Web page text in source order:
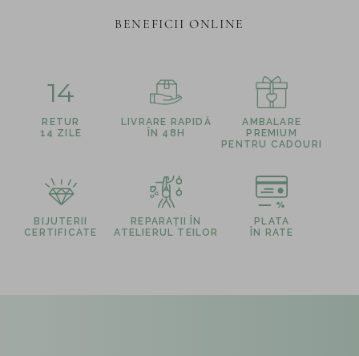
BENEFICII ONLINE
14
RETUR
14 ZILE
LIVRARE RAPIDĂ
ÎN 48H
AMBALARE
PREMIUM
PENTRU CADOURI
BIJUTERII
CERTIFICATE
REPARAȚII ÎN
ATELIERUL TEILOR
PLATA
ÎN RATE